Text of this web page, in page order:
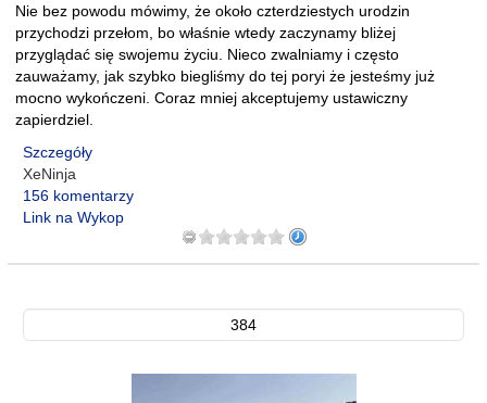
Nie bez powodu mówimy, że około czterdziestych urodzin
przychodzi przełom, bo właśnie wtedy zaczynamy bliżej
przyglądać się swojemu życiu. Nieco zwalniamy i często
zauważamy, jak szybko biegliśmy do tej poryi że jesteśmy już
mocno wykończeni. Coraz mniej akceptujemy ustawiczny
zapierdziel.
Szczegóły
XeNinja
156 komentarzy
Link na Wykop
384